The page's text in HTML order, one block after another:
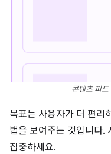
콘텐츠 피
목표는 사용자가 더 편리
법을 보여주는 것입니다.
집중하세요.